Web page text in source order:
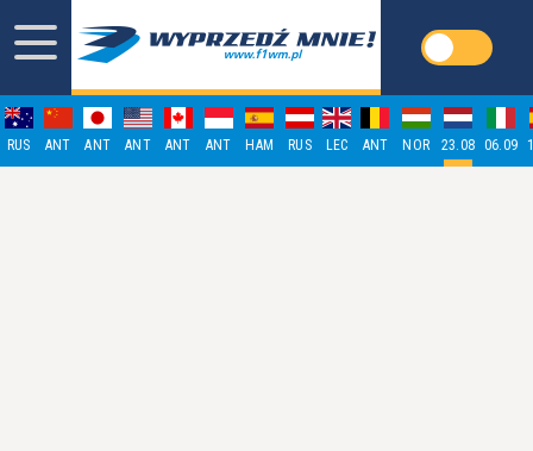
RUS ANT ANT ANT ANT ANT HAM RUS LEC ANT NOR 23.08 06.09